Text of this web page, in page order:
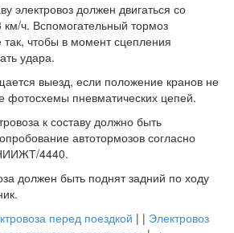
электровоз должен двигаться со
ч. Вспомогательный тормоз
так, чтобы в момент сцепления
удара.
выезд, если положение кранов не
фотосхемы пневматических цепей.
к составу должно быть
автотормозов согласно
4440.
должен быть поднят задний по ходу
перед поездкой | | Электровоз